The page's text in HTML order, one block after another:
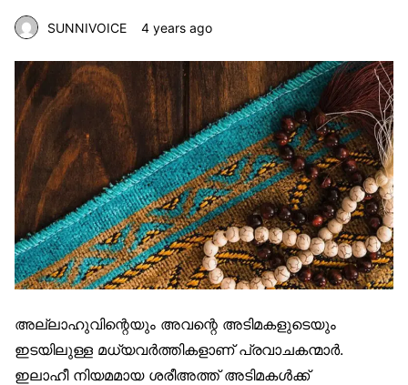
SUNNIVOICE 4 years ago
അല്ലാഹുവിന്റെയും അവന്റെ അടിമകളുടെയും
ഇടയിലുള്ള മധ്യവർത്തികളാണ് പ്രവാചകന്മാർ.
ഇലാഹീ നിയമമായ ശരീഅത്ത് അടിമകൾക്ക്